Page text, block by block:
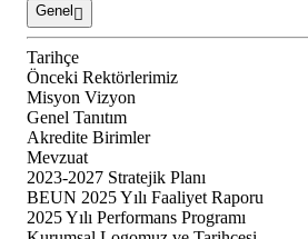
Genel
Tarihçe
Önceki Rektörlerimiz
Misyon Vizyon
Genel Tanıtım
Akredite Birimler
Mevzuat
2023-2027 Stratejik Planı
BEUN 2025 Yılı Faaliyet Raporu
2025 Yılı Performans Programı